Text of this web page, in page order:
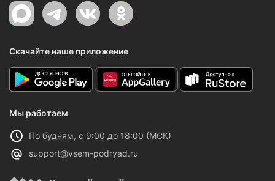
Скачайте наше приложение
Мы работаем
По будням, с 9:00 до 18:00 (МСК)
support@vsem-podryad.ru